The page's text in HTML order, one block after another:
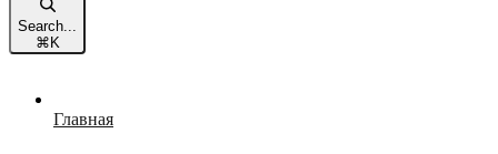
Search...
⌘ K
Главная